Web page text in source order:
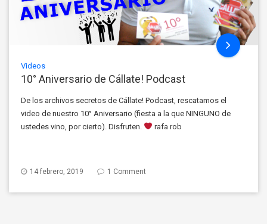
Videos
10° Aniversario de Cállate! Podcast
De los archivos secretos de Cállate! Podcast, rescatamos el
video de nuestro 10° Aniversario (fiesta a la que NINGUNO de
ustedes vino, por cierto). Disfruten.
rafa rob
14 febrero, 2019 1 Comment